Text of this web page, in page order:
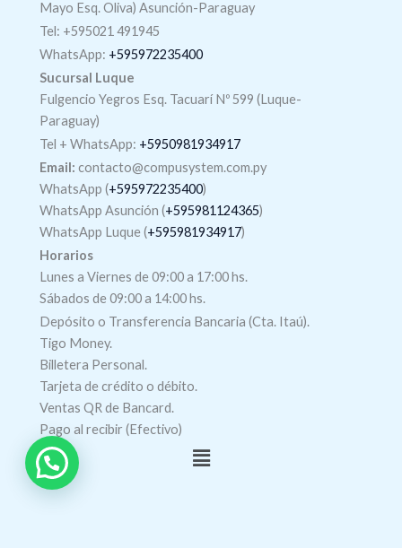
Mayo Esq. Oliva) Asunción-Paraguay
Tel: +595021 491945
WhatsApp: +595972235400
Sucursal Luque
Fulgencio Yegros Esq. Tacuarí Nº 599 (Luque-
Paraguay)
Tel + WhatsApp: +5950981934917
Email: contacto@compusystem.com.py
WhatsApp (+595972235400)
WhatsApp Asunción (+595981124365)
WhatsApp Luque (+595981934917)
Horarios
Lunes a Viernes de 09:00 a 17:00 hs.
Sábados de 09:00 a 14:00 hs.
Depósito o Transferencia Bancaria (Cta. Itaú).
Tigo Money.
Billetera Personal.
Tarjeta de crédito o débito.
Ventas QR de Bancard.
Pago al recibir (Efectivo)
Menú